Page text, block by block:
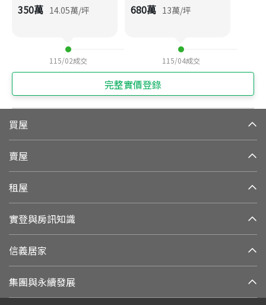
350萬 14.05萬/坪
115/02成交
680萬 13萬/坪
115/04成交
完整實價登錄
買屋
賣屋
租屋
實登與房訊知識
信義居家
集團與永續發展